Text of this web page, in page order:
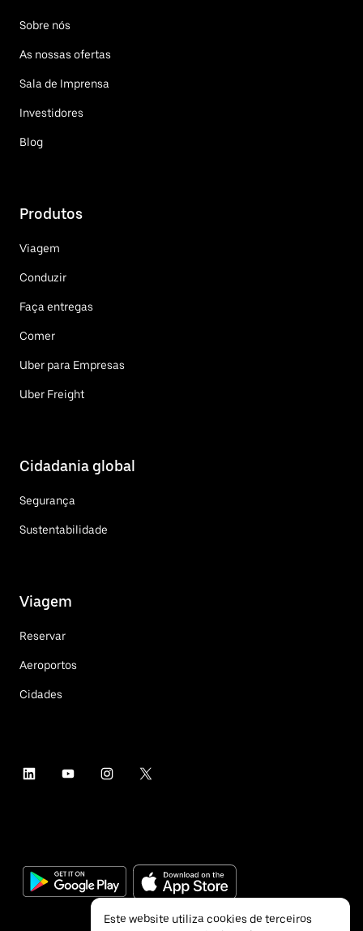
Sobre nós
As nossas ofertas
Sala de Imprensa
Investidores
Blog
Produtos
Viagem
Conduzir
Faça entregas
Comer
Uber para Empresas
Uber Freight
Cidadania global
Segurança
Sustentabilidade
Viagem
Reservar
Aeroportos
Cidades
Este website utiliza cookies de terceiros